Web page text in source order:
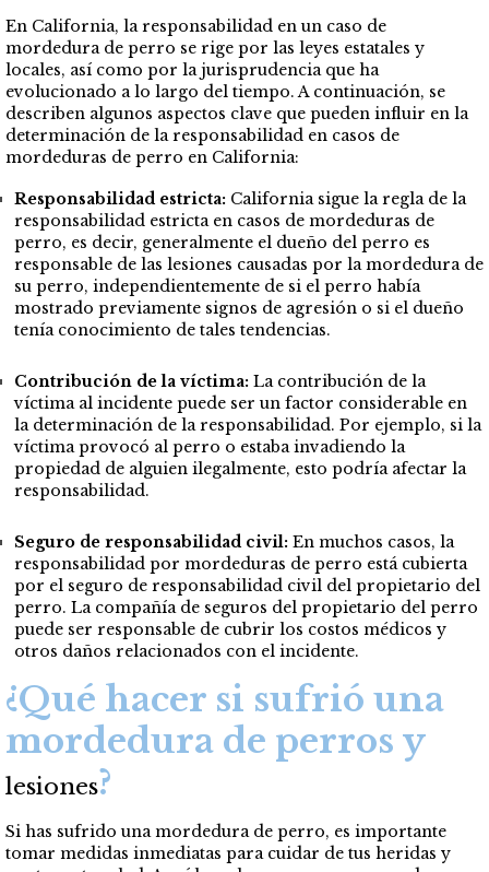
En California, la responsabilidad en un caso de
mordedura de perro se rige por las leyes estatales y
locales, así como por la jurisprudencia que ha
evolucionado a lo largo del tiempo. A continuación, se
describen algunos aspectos clave que pueden influir en la
determinación de la responsabilidad en casos de
mordeduras de perro en California:
Responsabilidad estricta: California sigue la regla de la
responsabilidad estricta en casos de mordeduras de
perro, es decir, generalmente el dueño del perro es
responsable de las lesiones causadas por la mordedura de
su perro, independientemente de si el perro había
mostrado previamente signos de agresión o si el dueño
tenía conocimiento de tales tendencias.
Contribución de la víctima: La contribución de la
víctima al incidente puede ser un factor considerable en
la determinación de la responsabilidad. Por ejemplo, si la
víctima provocó al perro o estaba invadiendo la
propiedad de alguien ilegalmente, esto podría afectar la
responsabilidad.
Seguro de responsabilidad civil: En muchos casos, la
responsabilidad por mordeduras de perro está cubierta
por el seguro de responsabilidad civil del propietario del
perro. La compañía de seguros del propietario del perro
puede ser responsable de cubrir los costos médicos y
otros daños relacionados con el incidente.
¿Qué hacer si sufrió una
mordedura de perros y
lesiones?
Si has sufrido una mordedura de perro, es importante
tomar medidas inmediatas para cuidar de tus heridas y